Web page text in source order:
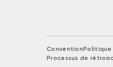
ConventionPolitique
Processus de